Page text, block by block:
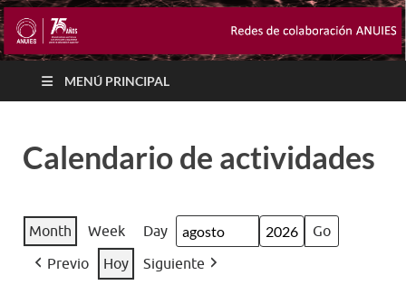
MENÚ PRINCIPAL
Calendario de actividades
Month Week Day
Month
Year
Previo Hoy Siguiente